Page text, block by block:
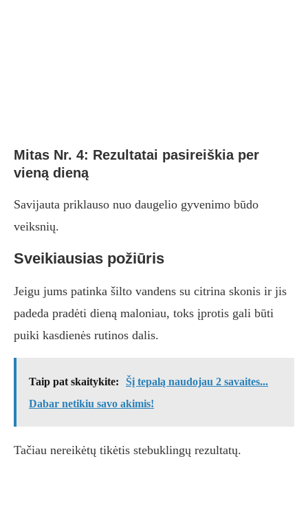
Mitas Nr. 4: Rezultatai pasireiškia per
vieną dieną
Savijauta priklauso nuo daugelio gyvenimo būdo
veiksnių.
Sveikiausias požiūris
Jeigu jums patinka šilto vandens su citrina skonis ir jis
padeda pradėti dieną maloniau, toks įprotis gali būti
puiki kasdienės rutinos dalis.
Taip pat skaitykite:
Šį tepalą naudojau 2 savaites...
Dabar netikiu savo akimis!
Tačiau nereikėtų tikėtis stebuklingų rezultatų.